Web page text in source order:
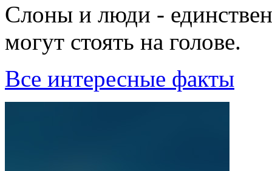
Слоны и люди -
могyт стоять на голове.
Все интересные факты